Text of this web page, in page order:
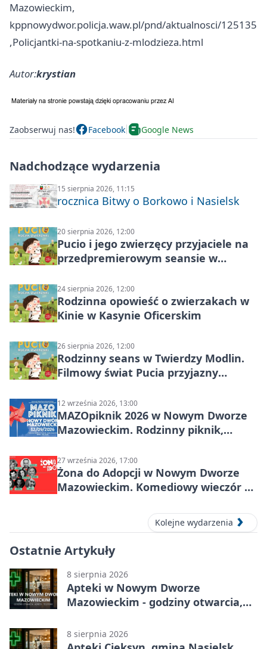
Mazowieckim,
kppnowydwor.policja.waw.pl/pnd/aktualnosci/125135
,Policjantki-na-spotkaniu-z-mlodzieza.html
Autor:krystian
Zaobserwuj nas! Facebook Google News
Nadchodzące wydarzenia
15 sierpnia 2026, 11:15
rocznica Bitwy o Borkowo i Nasielsk
20 sierpnia 2026, 12:00
Pucio i jego zwierzęcy przyjaciele na
przedpremierowym seansie w
24 sierpnia 2026, 12:00
Rodzinna opowieść o zwierzakach w
Kinie w Kasynie Oficerskim
26 sierpnia 2026, 12:00
Rodzinny seans w Twierdzy Modlin.
Filmowy świat Pucia przyjazny
12 września 2026, 13:00
MAZOpiknik 2026 w Nowym Dworze
Mazowieckim. Rodzinny piknik,
27 września 2026, 17:00
Żona do Adopcji w Nowym Dworze
Mazowieckim. Komediowy wieczór w
Kolejne wydarzenia
Ostatnie Artykuły
8 sierpnia 2026
Apteki w Nowym Dworze
Mazowieckim - godziny otwarcia,
8 sierpnia 2026